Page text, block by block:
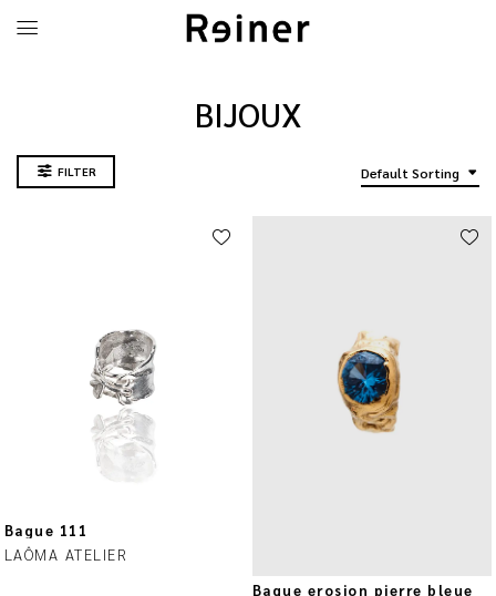
BIJOUX
FILTER Default Sorting
Bague 111
LAÔMA ATELIER
Bague erosion pierre bleue